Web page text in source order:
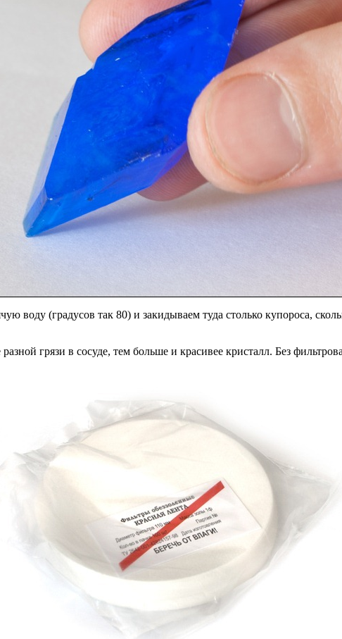
воду (градусов так 80) и закидываем туда столько купороса,
грязи в сосуде, тем больше и красивее кристалл. Без